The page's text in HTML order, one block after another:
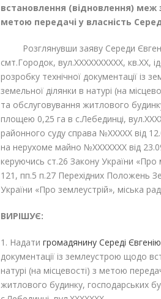
встановлення (відновлення) меж
метою передачі у власність
Розглянувши заяву Середи
смт.Городок, вул.XXXXXXXXXX, кв.XX,
розробку технічної документації
земельної ділянки в натурі (на
та обслуговування житлового
площею 0,25 га в с.Лебединці,
районного суду справа №XXXXX від
на нерухоме майно №XXXXXXX від
керуючись ст.26 Закону України «Про
121, пп.5 п.27 Перехідних Положень
України «Про землеустрій», міська
ВИРІШУЄ:
1. Надати громадянину Середі
документації із землеустрою щодо
натурі (на місцевості) з метою
житлового будинку, господарських